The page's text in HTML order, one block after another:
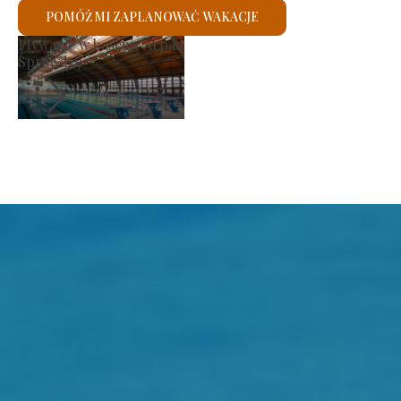
POMÓŻ MI ZAPLANOWAĆ WAKACJE
Rynek producenta
Sprawdzę